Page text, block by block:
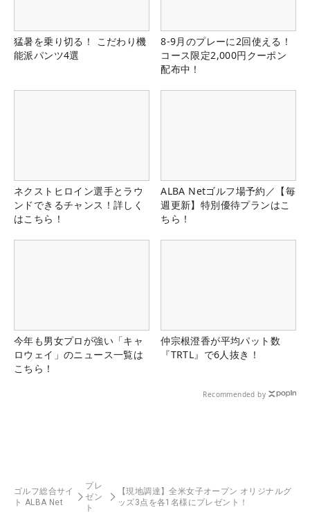
猛暑を乗り切る！ こだわり機
能派パンツ4選
8-9月のプレーに2回使える！
コース限定2,000円クーポン
配布中！
ネクストヒロイン選手とラウ
ンドできるチャンス！詳しく
はこちら！
ALBA Netゴルフ場予約／【毎
週更新】特別優待プランはこ
ちら！
今年も男女プロが強い「キャ
ロウェイ」のニュース一覧は
こちら！
仲宗根澄香が平均パット数
『TRTL』で6人抜き！
Recommended by
ゴルフ総合サイ
ト ALBA Net
プレ
ゼン
ト
【現地調達】全米女子オープン オリジナルグ
ッズ3点を各1名様にプレゼント！